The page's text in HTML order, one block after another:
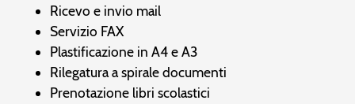
Ricevo e invio mail
Servizio FAX
Plastificazione in A4 e A3
Rilegatura a spirale documenti
Prenotazione libri scolastici